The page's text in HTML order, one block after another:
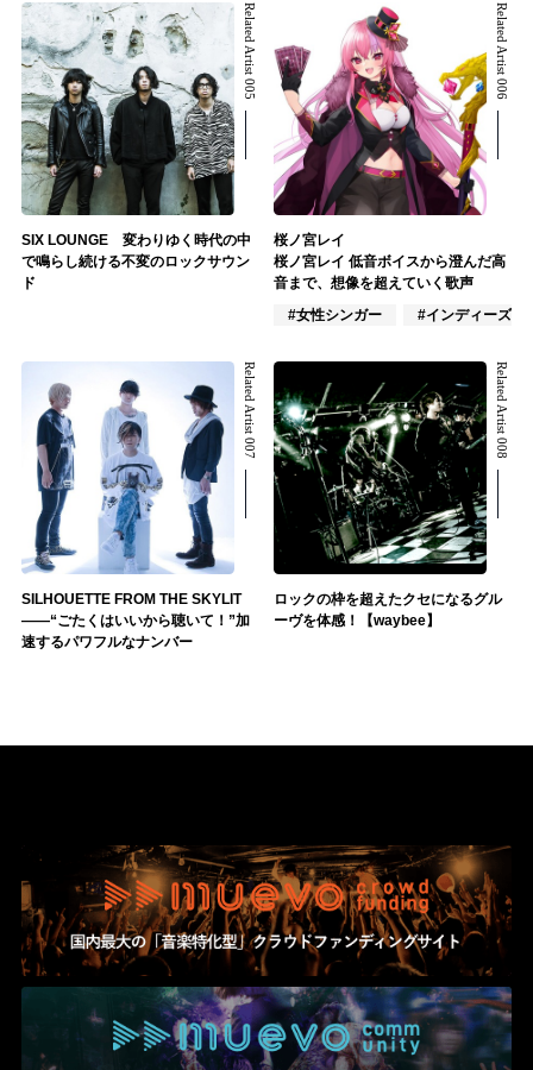
Related Artist 005
SIX LOUNGE 変わりゆく時代の中
で鳴らし続ける不変のロックサウン
ド
Related Artist 006
桜ノ宮レイ
桜ノ宮レイ 低音ボイスから澄んだ高
音まで、想像を超えていく歌声
#女性シンガー
#インディーズ
Related Artist 007
SILHOUETTE FROM THE SKYLIT
――“ごたくはいいから聴いて！”加
速するパワフルなナンバー
Related Artist 008
ロックの枠を超えたクセになるグル
ーヴを体感！【waybee】